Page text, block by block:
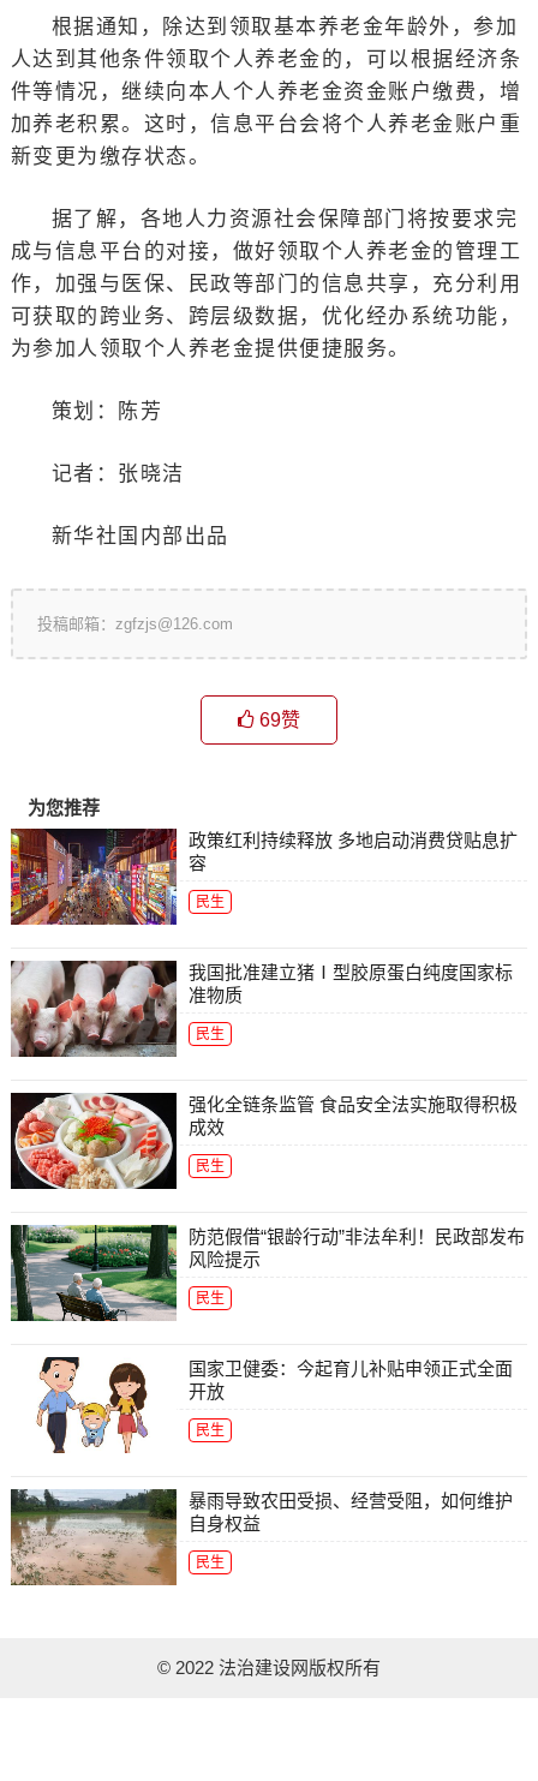
根据通知，除达到领取基本养老金年龄外，参加
人达到其他条件领取个人养老金的，可以根据经济条
件等情况，继续向本人个人养老金资金账户缴费，增
加养老积累。这时，信息平台会将个人养老金账户重
新变更为缴存状态。
据了解，各地人力资源社会保障部门将按要求完
成与信息平台的对接，做好领取个人养老金的管理工
作，加强与医保、民政等部门的信息共享，充分利用
可获取的跨业务、跨层级数据，优化经办系统功能，
为参加人领取个人养老金提供便捷服务。
策划：陈芳
记者：张晓洁
新华社国内部出品
投稿邮箱：zgfzjs@126.com
69赞
为您推荐
政策红利持续释放 多地启动消费贷贴息扩
容
民生
我国批准建立猪Ⅰ型胶原蛋白纯度国家标
准物质
民生
强化全链条监管 食品安全法实施取得积极
成效
民生
防范假借“银龄行动”非法牟利！民政部发布
风险提示
民生
国家卫健委：今起育儿补贴申领正式全面
开放
民生
暴雨导致农田受损、经营受阻，如何维护
自身权益
民生
© 2022 法治建设网版权所有